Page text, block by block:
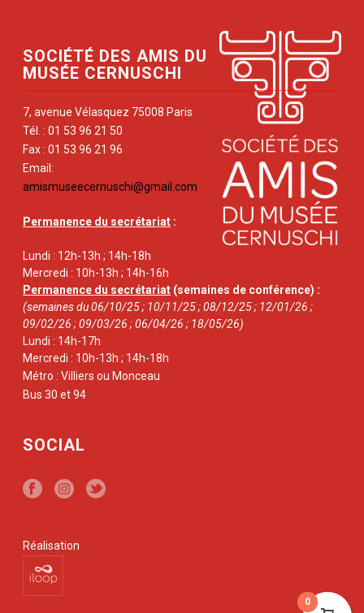
SOCIÉTÉ DES AMIS DU
MUSÉE CERNUSCHI
7, avenue Vélasquez 75008 Paris
Tél. : 01 53 96 21 50
Fax : 01 53 96 21 96
Email:
amismuseecernuschi@gmail.com
Permanence du secrétariat :
Lundi : 12h-13h ; 14h-18h
Mercredi : 10h-13h ; 14h-16h
Permanence du secrétariat (semaines de conférence) :
(semaines du 06/10/25 ; 10/11/25 ; 08/12/25 ; 12/01/26 ;
09/02/26 ; 09/03/26 ; 06/04/26 ; 18/05/26)
Lundi : 14h-17h
Mercredi : 10h-13h ; 14h-18h
Métro : Villiers ou Monceau
Bus 30 et 94
SOCIAL
Réalisation
0